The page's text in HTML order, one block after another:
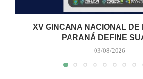
XV GINCANA NACIONAL DE
PARANÁ DEFINE
03/08/2026